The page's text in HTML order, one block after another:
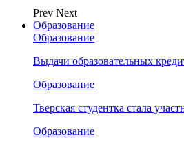
Prev Next
Образование
Образование
Выдачи образовательных
Образование
Тверская студентка стала
Образование